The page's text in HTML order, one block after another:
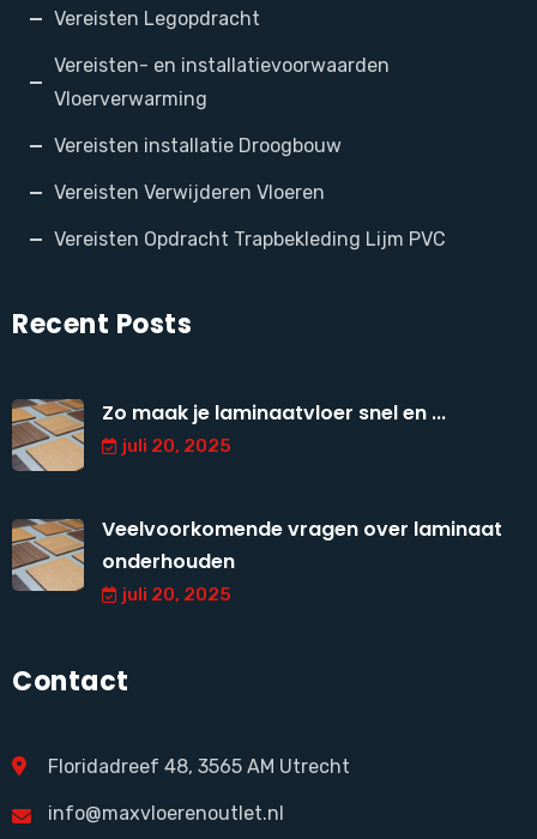
Vereisten Legopdracht
Vereisten- en installatievoorwaarden
Vloerverwarming
Vereisten installatie Droogbouw
Vereisten Verwijderen Vloeren
Vereisten Opdracht Trapbekleding Lijm PVC
Recent Posts
Zo maak je laminaatvloer snel en ...
juli 20, 2025
Veelvoorkomende vragen over laminaat
onderhouden
juli 20, 2025
Contact
Floridadreef 48, 3565 AM Utrecht
info@maxvloerenoutlet.nl